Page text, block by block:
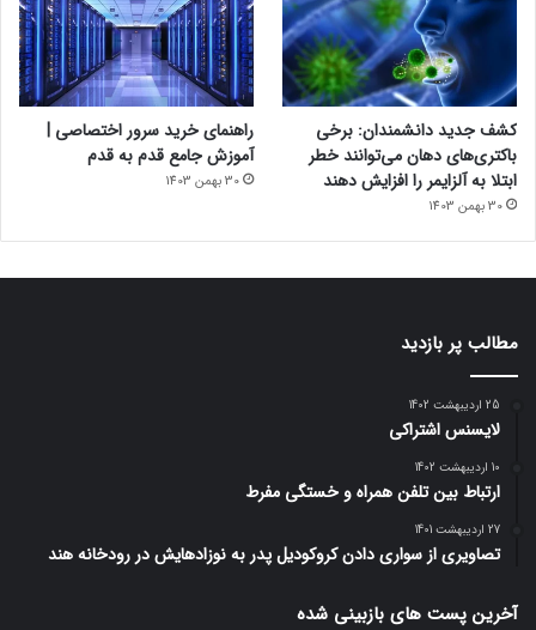
کشف جدید دانشمندان: برخی
باکتری‌های دهان می‌توانند خطر
ابتلا به آلزایمر را افزایش دهند
30 بهمن 1403
راهنمای خرید سرور اختصاصی |
آموزش جامع قدم به قدم
30 بهمن 1403
مطالب پر بازدید
25 اردیبهشت 1402
لایسنس اشتراکی
10 اردیبهشت 1402
ارتباط بین تلفن همراه و خستگی مفرط
27 اردیبهشت 1401
تصاویری از سواری دادن کروکودیل پدر به نوزادهایش در رودخانه هند
آخرین پست های بازبینی شده